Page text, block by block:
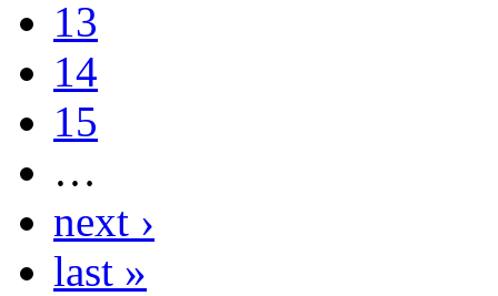
13
14
15
…
next ›
last »